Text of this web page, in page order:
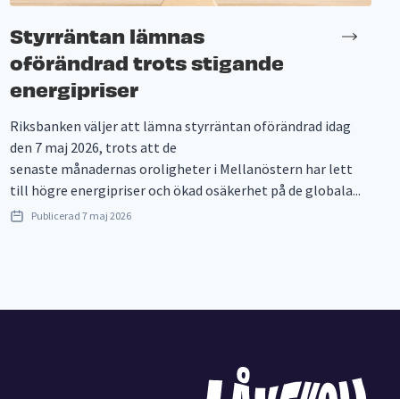
Styrräntan lämnas
oförändrad trots stigande
energipriser
Riksbanken väljer att lämna styrräntan oförändrad idag
den 7 maj 2026, trots att de
senaste månadernas oroligheter i Mellanöstern har lett
till högre energipriser och ökad osäkerhet på de globala...
Publicerad 7 maj 2026